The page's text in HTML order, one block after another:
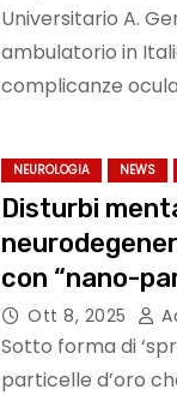
Universitario A.
ambulatorio in
complicanze
NEUROLOGIA NEWS
Disturbi
con “nano-
cura mirata
Ott 8, 2025
Sotto forma di
particelle d’oro